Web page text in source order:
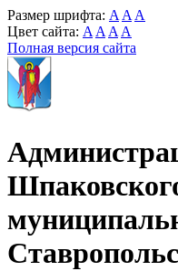
Размер шрифта: A A A
Цвет сайта: A A A A
Полная версия сайта